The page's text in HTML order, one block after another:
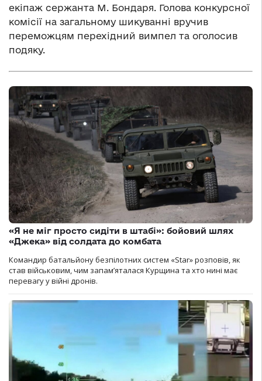
екіпаж сержанта М. Бондаря. Голова конкурсної
комісії на загальному шикуванні вручив
переможцям перехідний вимпел та оголосив
подяку.
«Я не міг просто сидіти в штабі»: бойовий шлях
«Джека» від солдата до комбата
Командир батальйону безпілотних систем «Star» розповів, як
став військовим, чим запам’яталася Курщина та хто нині має
перевагу у війні дронів.